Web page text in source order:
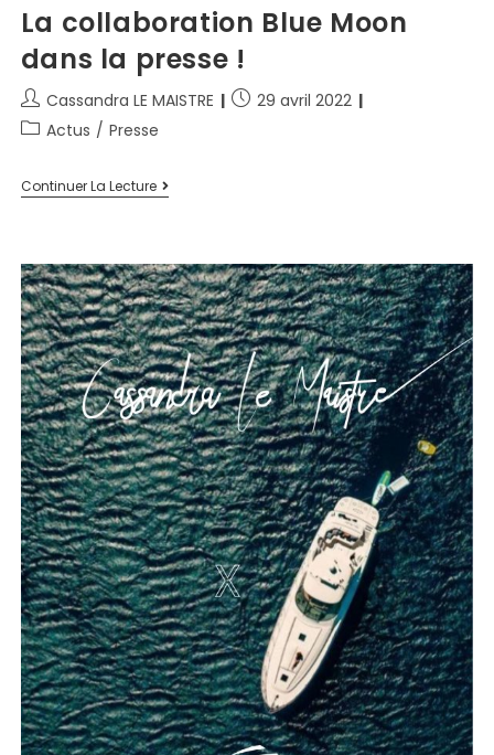
La collaboration Blue Moon
dans la presse !
Cassandra LE MAISTRE
29 avril 2022
Actus / Presse
Continuer La Lecture